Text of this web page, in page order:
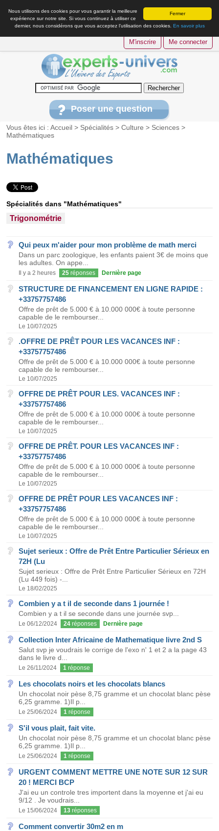
Fermer
Nous utilisons des cookies pour vous garantir la meilleure
expérience sur notre site. Si vous continuez à utiliser ce
dernier, nous considérons que vous acceptez l’utilisation des cookies. En savoir plus
M'inscrire Me connecter
Poser une question
Vous êtes ici :Accueil > Spécialités >Culture > Sciences >
Mathématiques
Mathématiques
Spécialités dans "Mathématiques"
Trigonométrie
Qui peux m'aider pour mon problème de math merci
Dans un parc zoologique, les enfants paient 3€ de moins que
les adultes. On appe...
Il y a 2 heures 25 réponses Dernière page
STRUCTURE DE FINANCEMENT EN LIGNE RAPIDE :
+33757757486
Offre de prêt de 5.000 € à 10.000 000€ à toute personne
capable de le rembourser...
Le 10/07/2025
.OFFRE DE PRÊT POUR LES VACANCES INF :
+33757757486
Offre de prêt de 5.000 € à 10.000 000€ à toute personne
capable de le rembourser...
Le 10/07/2025
OFFRE DE PRÊT POUR LES. VACANCES INF :
+33757757486
Offre de prêt de 5.000 € à 10.000 000€ à toute personne
capable de le rembourser...
Le 10/07/2025
OFFRE DE PRÊT. POUR LES VACANCES INF :
+33757757486
Offre de prêt de 5.000 € à 10.000 000€ à toute personne
capable de le rembourser...
Le 10/07/2025
OFFRE DE PRÊT POUR LES VACANCES INF :
+33757757486
Offre de prêt de 5.000 € à 10.000 000€ à toute personne
capable de le rembourser...
Le 10/07/2025
Sujet serieux : Offre de Prêt Entre Particulier Sérieux en
72H (Lu
Sujet serieux : Offre de Prêt Entre Particulier Sérieux en 72H
(Lu 449 fois) -...
Le 18/02/2025
Combien y a t il de seconde dans 1 journée !
Combien y a t il se seconde dans une journée svp...
Le 06/12/2024 24 réponses Dernière page
Collection Inter Africaine de Mathematique livre 2nd S
Salut svp je voudrais le corrige de l'exo n' 1 et 2 a la page 43
dans le livre d...
Le 26/11/2024 1 réponse
Les chocolats noirs et les chocolats blancs
Un chocolat noir pèse 8,75 gramme et un chocolat blanc pèse
6,25 gramme. 1)Il p...
Le 25/06/2024 1 réponse
S'il vous plait, fait vite.
Un chocolat noir pèse 8,75 gramme et un chocolat blanc pèse
6,25 gramme. 1)Il p...
Le 25/06/2024 1 réponse
URGENT COMMENT METTRE UNE NOTE SUR 12 SUR
20 ! MERCI BCP
J'ai eu un controle tres importent dans la moyenne et j'ai eu
9/12 . Je voudrais...
Le 15/06/2024 13 réponses
Comment convertir 30m2 en m